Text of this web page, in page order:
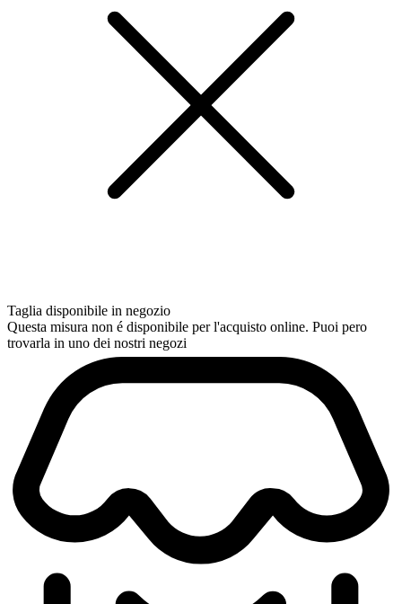
Taglia disponibile in negozio
Questa misura non é disponibile per l'acquisto online. Puoi pero
trovarla in uno dei nostri negozi